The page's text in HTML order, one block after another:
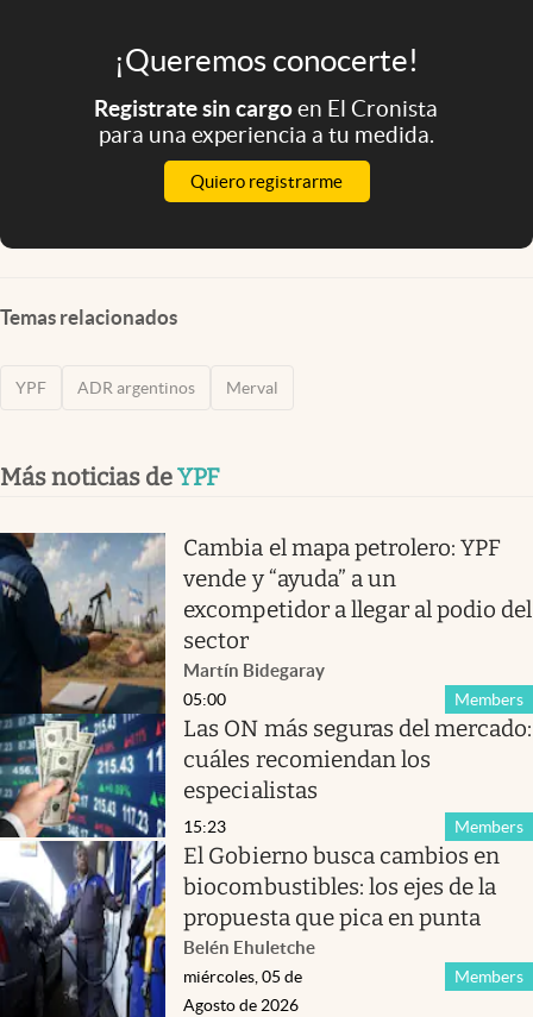
¡Queremos conocerte!
Registrate sin cargoen El Cronista
para una experiencia a tu medida.
Quiero registrarme
Temas relacionados
YPF ADR argentinos Merval
Más noticias deYPF
Cambia el mapa petrolero: YPF
vende y “ayuda” a un
excompetidor a llegar al podio del
sector
Martín Bidegaray
Members
05:00
Las ON más seguras del mercado:
cuáles recomiendan los
especialistas
Members
15:23
El Gobierno busca cambios en
biocombustibles: los ejes de la
propuesta que pica en punta
Belén Ehuletche
Members
miércoles, 05 de
Agosto de 2026